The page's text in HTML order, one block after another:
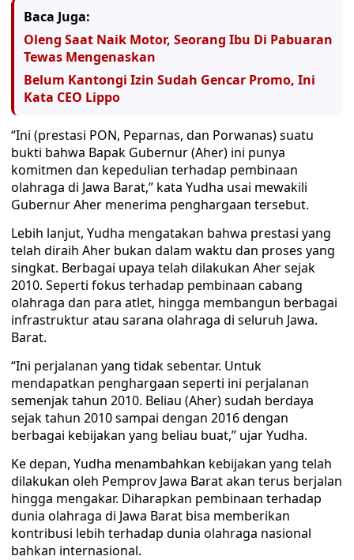
Baca Juga:
Oleng Saat Naik Motor, Seorang Ibu Di Pabuaran
Tewas Mengenaskan
Belum Kantongi Izin Sudah Gencar Promo, Ini
Kata CEO Lippo
“Ini (prestasi PON, Peparnas, dan Porwanas) suatu
bukti bahwa Bapak Gubernur (Aher) ini punya
komitmen dan kepedulian terhadap pembinaan
olahraga di Jawa Barat,” kata Yudha usai mewakili
Gubernur Aher menerima penghargaan tersebut.
Lebih lanjut, Yudha mengatakan bahwa prestasi yang
telah diraih Aher bukan dalam waktu dan proses yang
singkat. Berbagai upaya telah dilakukan Aher sejak
2010. Seperti fokus terhadap pembinaan cabang
olahraga dan para atlet, hingga membangun berbagai
infrastruktur atau sarana olahraga di seluruh Jawa.
Barat.
“Ini perjalanan yang tidak sebentar. Untuk
mendapatkan penghargaan seperti ini perjalanan
semenjak tahun 2010. Beliau (Aher) sudah berdaya
sejak tahun 2010 sampai dengan 2016 dengan
berbagai kebijakan yang beliau buat,” ujar Yudha.
Ke depan, Yudha menambahkan kebijakan yang telah
dilakukan oleh Pemprov Jawa Barat akan terus berjalan
hingga mengakar. Diharapkan pembinaan terhadap
dunia olahraga di Jawa Barat bisa memberikan
kontribusi lebih terhadap dunia olahraga nasional
bahkan internasional.